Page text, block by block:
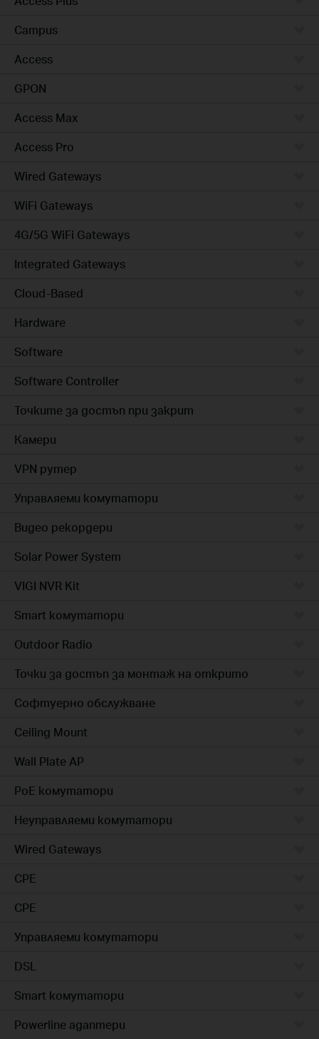
Campus
Access
GPON
Access Max
Access Pro
Wired Gateways
WiFi Gateways
4G/5G WiFi Gateways
Integrated Gateways
Cloud-Based
Hardware
Software
Software Controller
Точките за достъп при закрит
Камери
VPN рутер
Управляеми комутатори
Видео рекордери
Solar Power System
VIGI NVR Kit
Smart комутатори
Outdoor Radio
Точки за достъп за монтаж на открито
Софтуерно обслужване
Ceiling Mount
Wall Plate AP
PoE комутатори
Неуправляеми комутатори
Wired Gateways
CPE
CPE
Управляеми комутатори
DSL
Smart комутатори
Powerline адаптери